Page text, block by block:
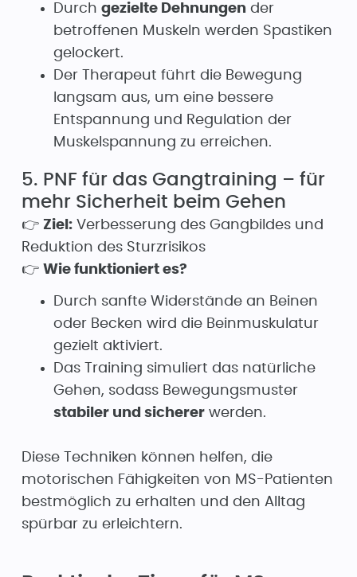
Durch gezielte Dehnungen der
betroffenen Muskeln werden Spastiken
gelockert.
Der Therapeut führt die Bewegung
langsam aus, um eine bessere
Entspannung und Regulation der
Muskelspannung zu erreichen.
5. PNF für das Gangtraining – für
mehr Sicherheit beim Gehen
👉 Ziel:Verbesserung des Gangbildes und
Reduktion des Sturzrisikos
👉 Wie funktioniert es?
Durch sanfte Widerstände an Beinen
oder Becken wird die Beinmuskulatur
gezielt aktiviert.
Das Training simuliert das natürliche
Gehen, sodass Bewegungsmuster
stabiler und sichererwerden.
Diese Techniken können helfen, die
motorischen Fähigkeiten von MS-Patienten
bestmöglich zu erhalten und den Alltag
spürbar zu erleichtern.